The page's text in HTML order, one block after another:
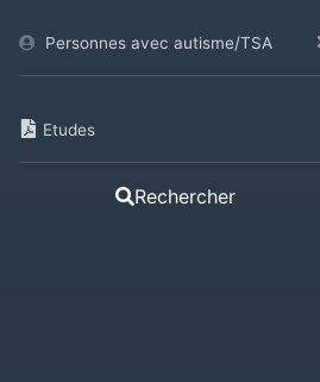
Personnes avec autisme/TSA
Etudes
Rechercher